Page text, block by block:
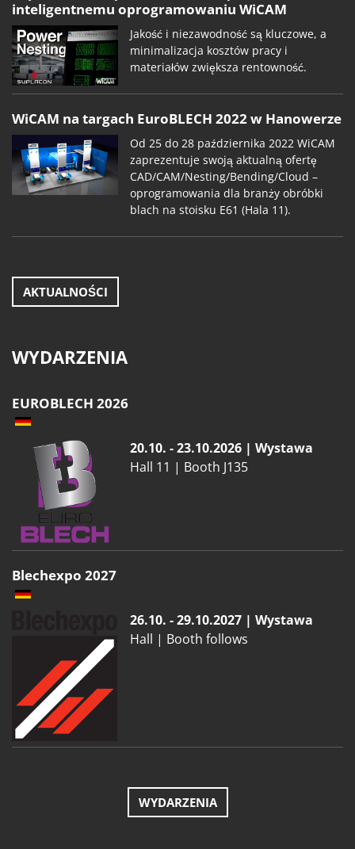
inteligentnemu oprogramowaniu WiCAM
Jakość i niezawodność są kluczowe, a
minimalizacja kosztów pracy i
materiałów zwiększa rentowność.
WiCAM na targach EuroBLECH 2022 w Hanowerze
Od 25 do 28 października 2022 WiCAM
zaprezentuje swoją aktualną ofertę
CAD/CAM/Nesting/Bending/Cloud –
oprogramowania dla branży obróbki
blach na stoisku E61 (Hala 11).
AKTUALNOŚCI
WYDARZENIA
EUROBLECH 2026
20.10. - 23.10.2026 | Wystawa
Hall 11 | Booth J135
Blechexpo 2027
26.10. - 29.10.2027 | Wystawa
Hall | Booth follows
WYDARZENIA